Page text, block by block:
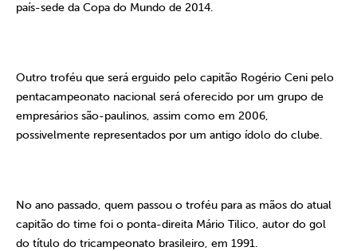
país-sede da Copa do Mundo de 2014.
Outro troféu que será erguido pelo capitão Rogério Ceni pelo
pentacampeonato nacional será oferecido por um grupo de
empresários são-paulinos, assim como em 2006,
possivelmente representados por um antigo ídolo do clube.
No ano passado, quem passou o troféu para as mãos do atual
capitão do time foi o ponta-direita Mário Tilico, autor do gol
do título do tricampeonato brasileiro, em 1991.